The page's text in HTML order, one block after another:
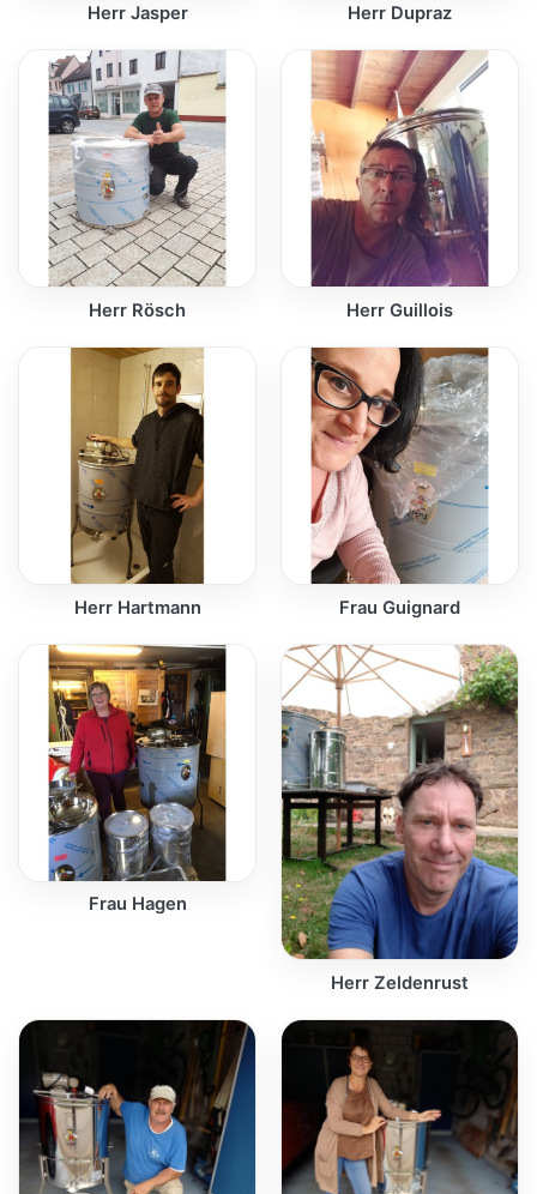
Herr Jasper Herr Dupraz
Herr Rösch Herr Guillois
Herr Hartmann Frau Guignard
Frau Hagen
Herr Zeldenrust